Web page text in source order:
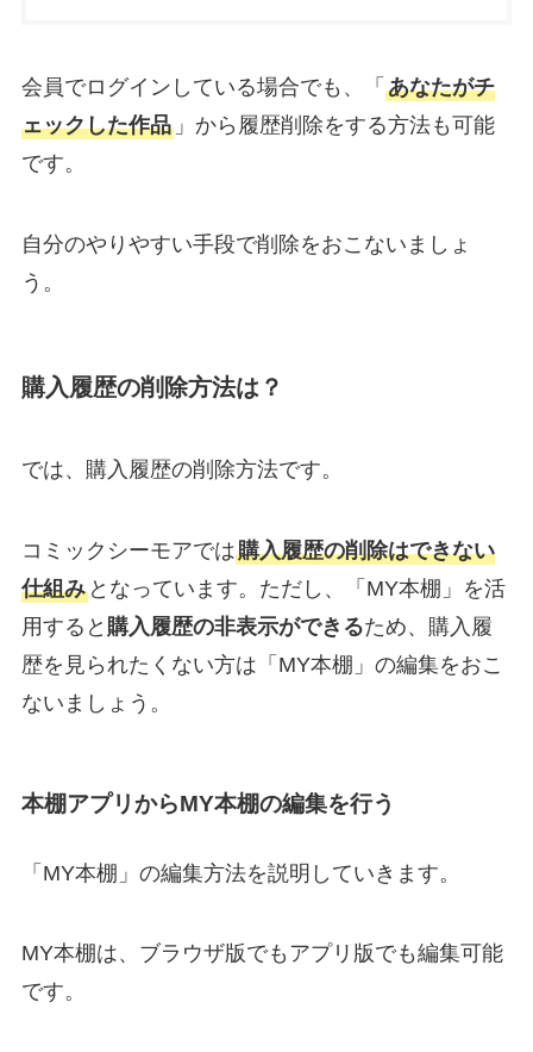
会員でログインしている場合でも、「 あなたがチ
ェックした作品」から履歴削除をする方法も可能
です。
自分のやりやすい手段で削除をおこないましょ
う。
購入履歴の削除方法は？
では、購入履歴の削除方法です。
コミックシーモアでは購入履歴の削除はできない
仕組みとなっています。ただし、「MY本棚」を活
用すると 購入履歴の非表示ができるため、購入履
歴を見られたくない方は「MY本棚」の編集をおこ
ないましょう。
本棚アプリからMY本棚の編集を行う
「MY本棚」の編集方法を説明していきます。
MY本棚は、ブラウザ版でもアプリ版でも編集可能
です。